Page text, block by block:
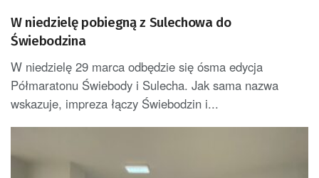
W niedzielę pobiegną z Sulechowa do
Świebodzina
W niedzielę 29 marca odbędzie się ósma edycja
Półmaratonu Świebody i Sulecha. Jak sama nazwa
wskazuje, impreza łączy Świebodzin i...